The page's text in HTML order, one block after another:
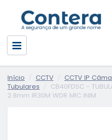
Início CCTV CCTV IP
Tubulares
CB40FDSC -
2.8mm IR30M WDR MIC INIM